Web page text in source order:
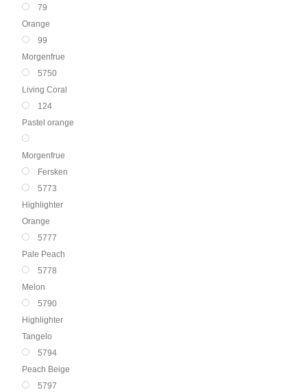
79
Orange
99
Morgenfrue
5750
Living Coral
124
Pastel orange
Morgenfrue
Fersken
5773
Highlighter
Orange
5777
Pale Peach
5778
Melon
5790
Highlighter
Tangelo
5794
Peach Beige
5797